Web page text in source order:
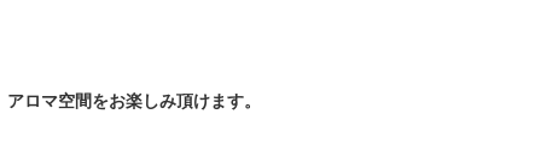
ロマ空間をお楽しみ頂けます。